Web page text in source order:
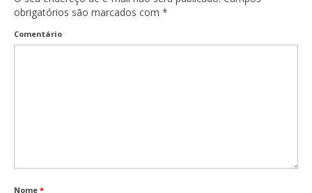
obrigatórios são marcados com *
Comentário
Nome *